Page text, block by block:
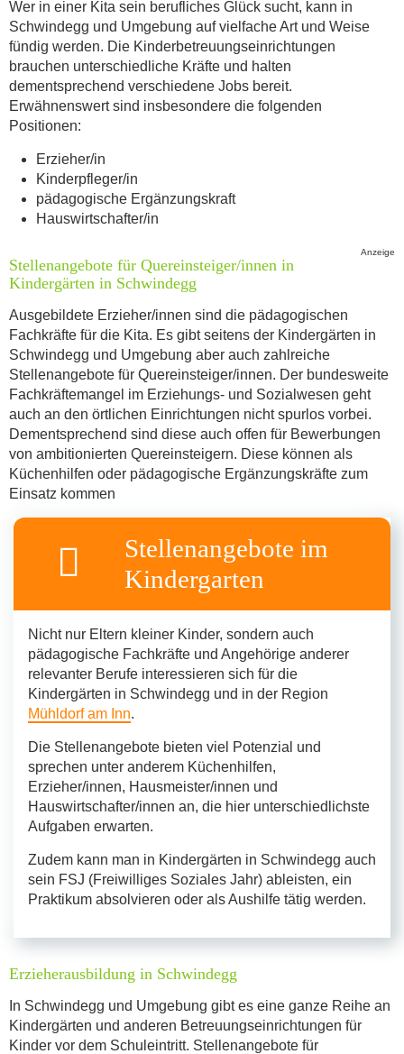
Wer in einer Kita sein berufliches Glück sucht, kann in
Schwindegg und Umgebung auf vielfache Art und Weise
fündig werden. Die Kinderbetreuungseinrichtungen
brauchen unterschiedliche Kräfte und halten
dementsprechend verschiedene Jobs bereit.
Erwähnenswert sind insbesondere die folgenden
Positionen:
Erzieher/in
Kinderpfleger/in
pädagogische Ergänzungskraft
Hauswirtschafter/in
Stellenangebote für Quereinsteiger/innen in
Kindergärten in Schwindegg
Ausgebildete Erzieher/innen sind die pädagogischen
Fachkräfte für die Kita. Es gibt seitens der Kindergärten in
Schwindegg und Umgebung aber auch zahlreiche
Stellenangebote für Quereinsteiger/innen. Der bundesweite
Fachkräftemangel im Erziehungs- und Sozialwesen geht
auch an den örtlichen Einrichtungen nicht spurlos vorbei.
Dementsprechend sind diese auch offen für Bewerbungen
von ambitionierten Quereinsteigern. Diese können als
Küchenhilfen oder pädagogische Ergänzungskräfte zum
Einsatz kommen
Stellenangebote im
Kindergarten
Nicht nur Eltern kleiner Kinder, sondern auch
pädagogische Fachkräfte und Angehörige anderer
relevanter Berufe interessieren sich für die
Kindergärten in Schwindegg und in der Region
Mühldorf am Inn.
Die Stellenangebote bieten viel Potenzial und
sprechen unter anderem Küchenhilfen,
Erzieher/innen, Hausmeister/innen und
Hauswirtschafter/innen an, die hier unterschiedlichste
Aufgaben erwarten.
Zudem kann man in Kindergärten in Schwindegg auch
sein FSJ (Freiwilliges Soziales Jahr) ableisten, ein
Praktikum absolvieren oder als Aushilfe tätig werden.
Erzieherausbildung in Schwindegg
In Schwindegg und Umgebung gibt es eine ganze Reihe an
Kindergärten und anderen Betreuungseinrichtungen für
Kinder vor dem Schuleintritt. Stellenangebote für